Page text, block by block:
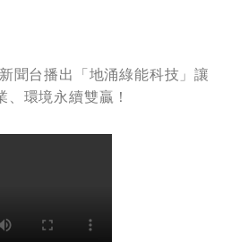
聞台播出「地涌綠能科技」讓
環境永續雙贏！